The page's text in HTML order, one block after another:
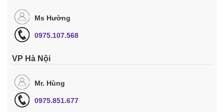
Ms Hường
0975.107.568
VP Hà Nội
Mr. Hùng
0975.851.677